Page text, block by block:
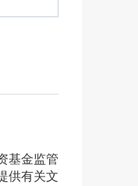
基金监管
供有关文